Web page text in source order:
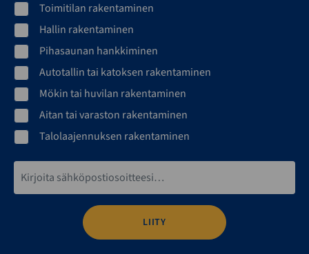
Toimitilan rakentaminen
Hallin rakentaminen
Pihasaunan hankkiminen
Autotallin tai katoksen rakentaminen
Mökin tai huvilan rakentaminen
Aitan tai varaston rakentaminen
Talolaajennuksen rakentaminen